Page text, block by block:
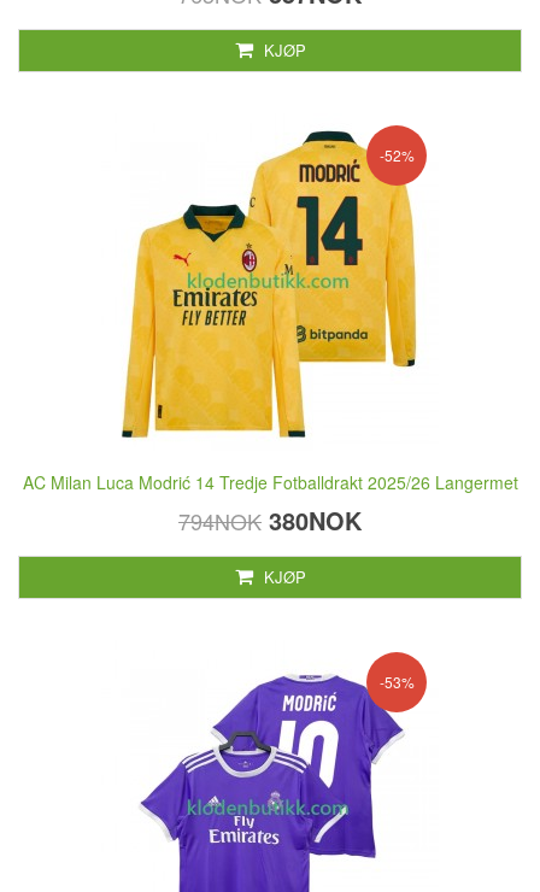
KJØP
-52%
AC Milan Luca Modrić 14 Tredje Fotballdrakt 2025/26 Langermet
794NOK 380NOK
KJØP
-53%